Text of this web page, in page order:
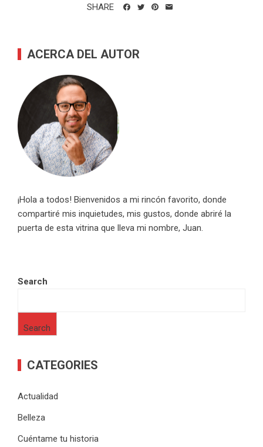
SHARE
ACERCA DEL AUTOR
¡Hola a todos! Bienvenidos a mi rincón favorito, donde
compartiré mis inquietudes, mis gustos, donde abriré la
puerta de esta vitrina que lleva mi nombre, Juan.
Search
Search
CATEGORIES
Actualidad
Belleza
Cuéntame tu historia